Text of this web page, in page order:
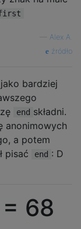
Alex A.
źródło
bardziej
end składni.
anonimowych
a potem
pisać
end : D
68